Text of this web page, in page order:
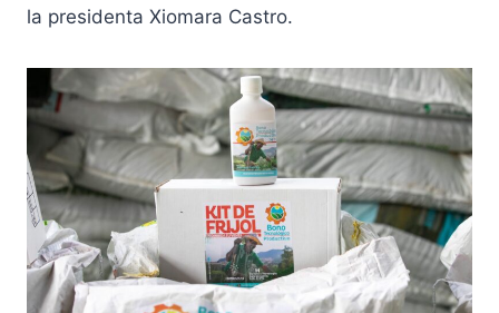
la presidenta Xiomara Castro.